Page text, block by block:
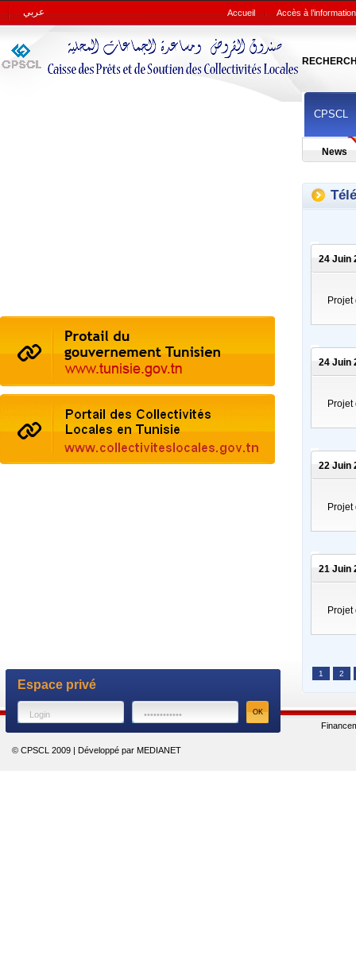
عربي Accueil Accès à l’information
CPSCL
News
24 Juin
24 Juin
22 Juin
21 Juin
1 2
Espace privé
© CPSCL 2009 | Développé par MEDIANET